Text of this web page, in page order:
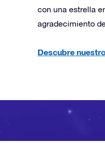
con una estrella
agradecimiento
Descubre